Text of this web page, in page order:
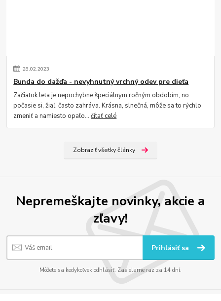
28.02.2023
Bunda do dažďa - nevyhnutný vrchný odev pre dieťa
Začiatok leta je nepochybne špeciálnym ročným obdobím, no
počasie si, žiaľ, často zahráva. Krásna, slnečná, môže sa to rýchlo
zmeniť a namiesto opaľo...čítať celé
Zobraziť všetky články
Nepremeškajte novinky, akcie a
zľavy!
Prihlásiť sa
Môžete sa kedykoľvek odhlásiť. Zasielame raz za 14 dní.